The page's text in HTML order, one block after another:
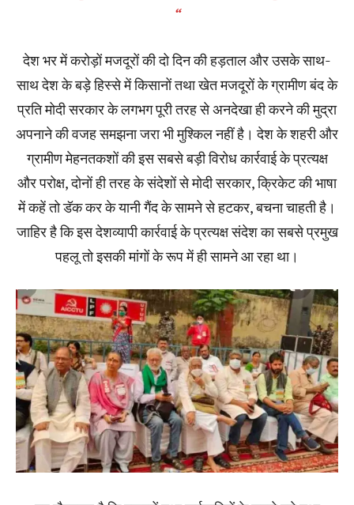
“
देश भर में करोड़ों मजदूरों की दो दिन की हड़ताल और उसके साथ-
साथ देश के बड़े हिस्से में किसानों तथा खेत मजदूरों के ग्रामीण बंद के
प्रति मोदी सरकार के लगभग पूरी तरह से अनदेखा ही करने की मुद्रा
अपनाने की वजह समझना जरा भी मुश्किल नहीं है। देश के शहरी और
ग्रामीण मेहनतकशों की इस सबसे बड़ी विरोध कार्रवाई के प्रत्यक्ष
और परोक्ष, दोनों ही तरह के संदेशों से मोदी सरकार, क्रिकेट की भाषा
में कहें तो डॅक कर के यानी गैंद के सामने से हटकर, बचना चाहती है।
जाहिर है कि इस देशव्यापी कार्रवाई के प्रत्यक्ष संदेश का सबसे प्रमुख
पहलू तो इसकी मांगों के रूप में ही सामने आ रहा था।